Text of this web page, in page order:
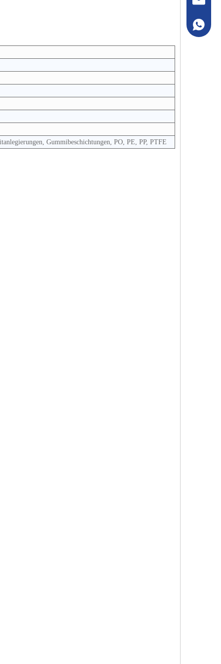
Gummibeschichtungen, PO, PE, PP, PTFE